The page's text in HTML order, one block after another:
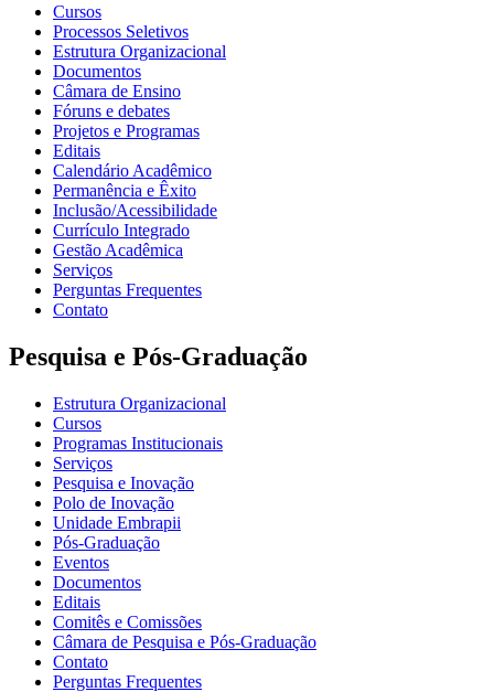
Cursos
Processos Seletivos
Estrutura Organizacional
Documentos
Câmara de Ensino
Fóruns e debates
Projetos e Programas
Editais
Calendário Acadêmico
Permanência e Êxito
Inclusão/Acessibilidade
Currículo Integrado
Gestão Acadêmica
Serviços
Perguntas Frequentes
Contato
Pesquisa e Pós-Graduação
Estrutura Organizacional
Cursos
Programas Institucionais
Serviços
Pesquisa e Inovação
Polo de Inovação
Unidade Embrapii
Pós-Graduação
Eventos
Documentos
Editais
Comitês e Comissões
Câmara de Pesquisa e Pós-Graduação
Contato
Perguntas Frequentes